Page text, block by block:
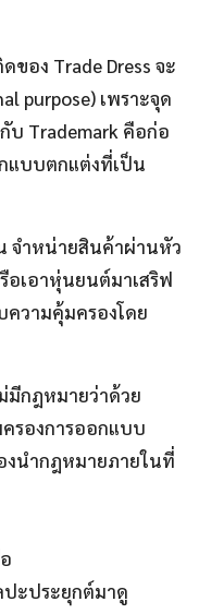
อง Trade Dress จะ
purpose) เพราะจุด
บ Trademark คือก่อ
แบบตกแต่งที่เป็น
จำหน่ายสินค้าผ่านหัว
เอาหุ่นยนต์มาเสริฟ
ความคุ้มครองโดย
มีกฎหมายว่าด้วย
ครองการออกแบบ
นำกฎหมายภายในที่
ะประยุกต์มาดู